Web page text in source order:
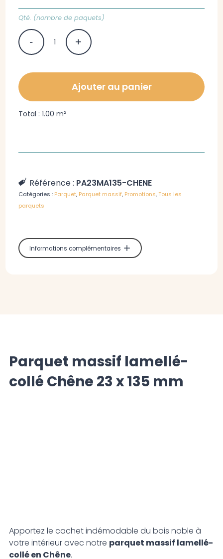
Qté. (nombre de paquets)
Ajouter au panier
Total : 1.00 m²
Référence : PA23MA135-CHENE
Catégories : Parquet, Parquet massif, Promotions,Tous les
parquets
Informations complémentaires
Parquet massif lamellé-
collé Chêne 23 x 135 mm
Apportez le cachet indémodable du bois noble à
votre intérieur avec notre parquet massif lamellé-
collé en Chêne.